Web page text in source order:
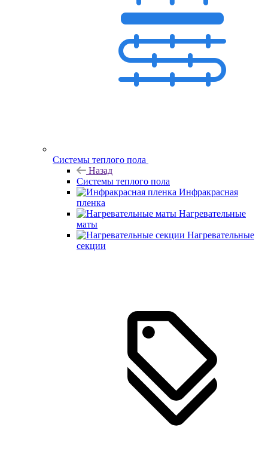
Системы теплого пола
Назад
Системы теплого пола
Инфракрасная
пленка
Нагревательные
маты
Нагревательные
секции